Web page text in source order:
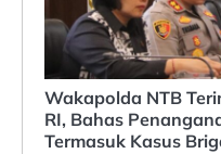
Wakapolda NTB
RI, Bahas
Termasuk Kasus